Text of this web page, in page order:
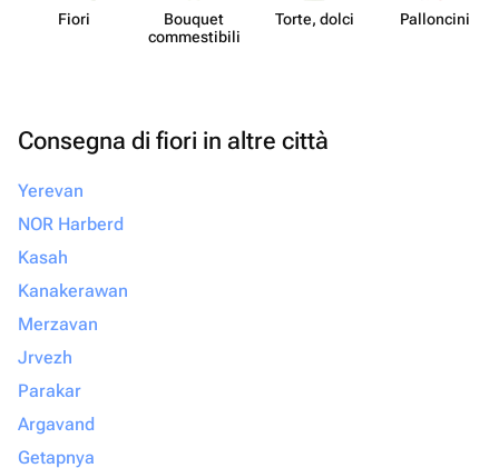
Fiori
Bouquet
commes​tibili
Torte, dolci Pall​oncini
Consegna di fiori in altre città
Yerevan
NOR Harberd
Kasah
Kanakerawan
Merzavan
Jrvezh
Parakar
Argavand
Getapnya